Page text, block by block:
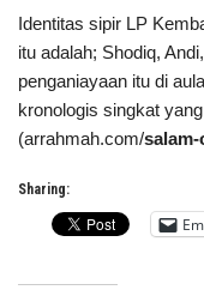
Identitas sipir LP
itu adalah; Shodiq,
penganiayaan itu di
kronologis singkat
(arrahmah.com/
Sharing: